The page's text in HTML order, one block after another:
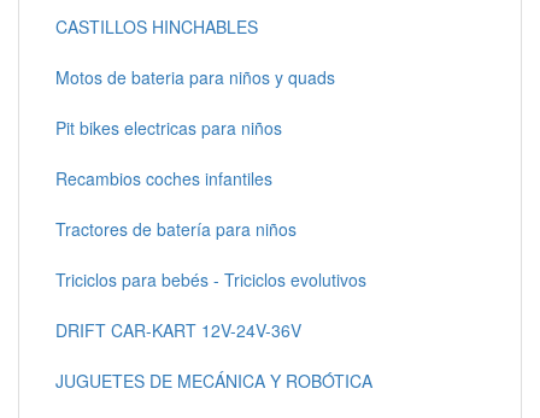
CASTILLOS HINCHABLES
Motos de bateria para niños y quads
Pit bikes electricas para niños
Recambios coches infantiles
Tractores de batería para niños
Triciclos para bebés - Triciclos evolutivos
DRIFT CAR-KART 12V-24V-36V
JUGUETES DE MECÁNICA Y ROBÓTICA